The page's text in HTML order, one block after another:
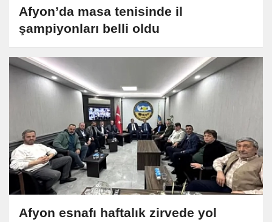
Afyon’da masa tenisinde il
şampiyonları belli oldu
Afyon esnafı haftalık zirvede yol